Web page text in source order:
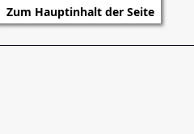
Zum Hauptinhalt der Seite